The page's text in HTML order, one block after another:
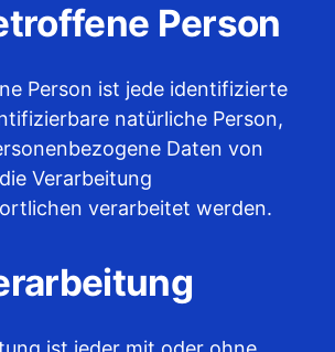
Person
Person ist jede identifizierte
natürliche Person,
Daten von
Verarbeitung
verarbeitet werden.